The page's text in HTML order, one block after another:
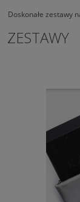
Doskonałe zestawy
ZESTAWY